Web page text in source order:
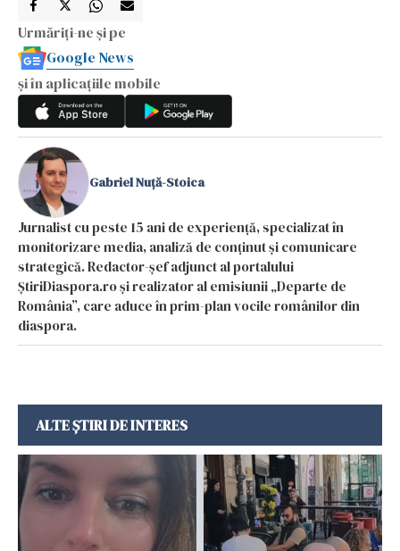
Urmăriți-ne și pe
Google News
și în aplicațiile mobile
Gabriel Nuță-Stoica
Jurnalist cu peste 15 ani de experiență, specializat în
monitorizare media, analiză de conținut și comunicare
strategică. Redactor-șef adjunct al portalului
ȘtiriDiaspora.ro și realizator al emisiunii „Departe de
România”, care aduce în prim-plan vocile românilor din
diaspora.
ALTE ȘTIRI DE INTERES